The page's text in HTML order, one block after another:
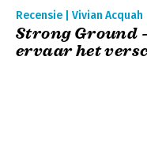
Recensie | Vivian Acquah
Strong Ground
ervaar het